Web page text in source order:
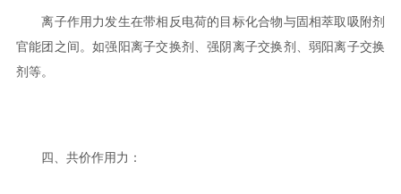
离子作用力发生在带相反电荷的目标化合物与固相萃取吸附剂
官能团之间。如强阳离子交换剂、强阴离子交换剂、弱阳离子交换
剂等。
四、共价作用力：